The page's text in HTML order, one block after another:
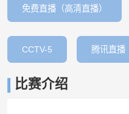
免费直播（高清直播）
CCTV-5 腾讯直播
比赛介绍